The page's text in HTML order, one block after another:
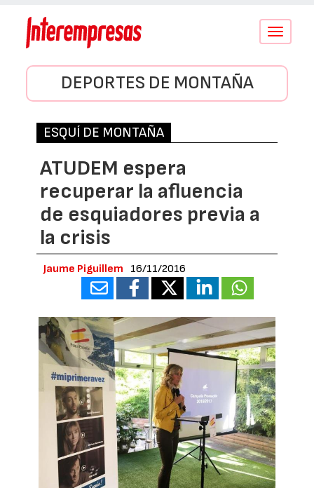
Conmutar
DEPORTES DE MONTAÑA
ESQUÍ DE MONTAÑA
ATUDEM espera
recuperar la afluencia
de esquiadores previa a
la crisis
Jaume Piguillem 16/11/2016